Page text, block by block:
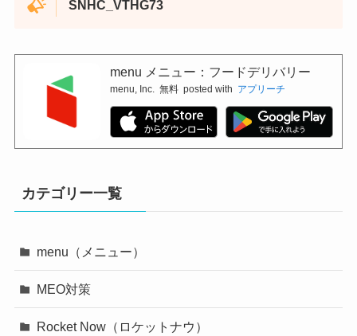
SNHC_VTHG73
menu メニュー：フードデリバリー
menu, Inc. 無料 posted with アプリーチ
カテゴリー一覧
menu（メニュー）
MEO対策
Rocket Now（ロケットナウ）